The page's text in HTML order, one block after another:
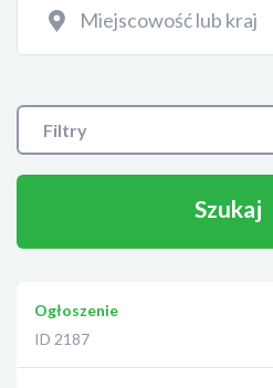
Filtry
Szukaj
Ogłoszenie
ID 2187